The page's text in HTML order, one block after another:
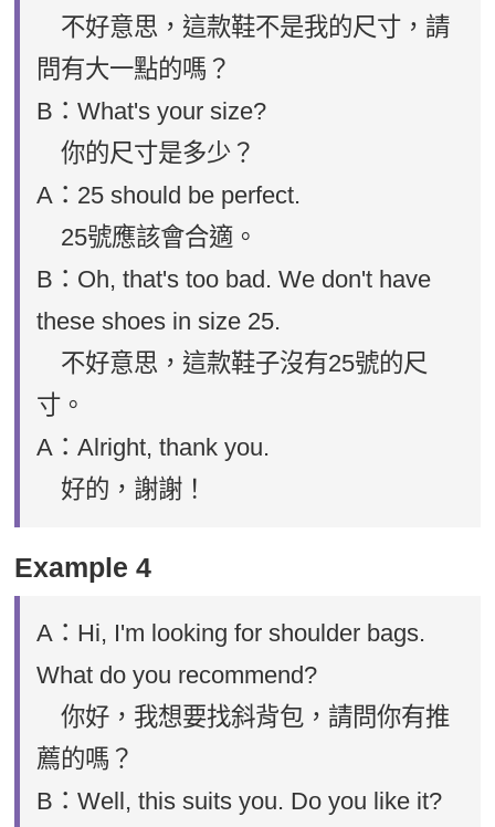
不好意思，這款鞋不是我的尺寸，請
問有大一點的嗎？
B：What's your size?
你的尺寸是多少？
A：25 should be perfect.
25號應該會合適。
B：Oh, that's too bad. We don't have
these shoes in size 25.
不好意思，這款鞋子沒有25號的尺
寸。
A：Alright, thank you.
好的，謝謝！
Example 4
A：Hi, I'm looking for shoulder bags.
What do you recommend?
你好，我想要找斜背包，請問你有推
薦的嗎？
B：Well, this suits you. Do you like it?